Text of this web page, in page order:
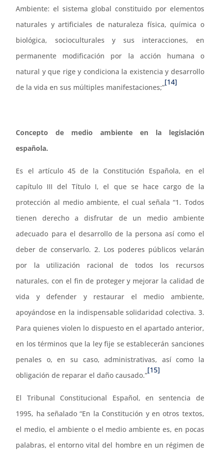
Ambiente: el sistema global constituido por elementos
naturales y artificiales de naturaleza física, química o
biológica, socioculturales y sus interacciones, en
permanente modificación por la acción humana o
natural y que rige y condiciona la existencia y desarrollo
de la vida en sus múltiples manifestaciones;”
[14]
Concepto de medio ambiente en la legislación
española.
Es el artículo 45 de la Constitución Española, en el
capítulo III del Título I, el que se hace cargo de la
protección al medio ambiente, el cual señala “1. Todos
tienen derecho a disfrutar de un medio ambiente
adecuado para el desarrollo de la persona así como el
deber de conservarlo. 2. Los poderes públicos velarán
por la utilización racional de todos los recursos
naturales, con el fin de proteger y mejorar la calidad de
vida y defender y restaurar el medio ambiente,
apoyándose en la indispensable solidaridad colectiva. 3.
Para quienes violen lo dispuesto en el apartado anterior,
en los términos que la ley fije se establecerán sanciones
penales o, en su caso, administrativas, así como la
obligación de reparar el daño causado.”
[15]
El Tribunal Constitucional Español, en sentencia de
1995, ha señalado “En la Constitución y en otros textos,
el medio, el ambiente o el medio ambiente es, en pocas
palabras, el entorno vital del hombre en un régimen de